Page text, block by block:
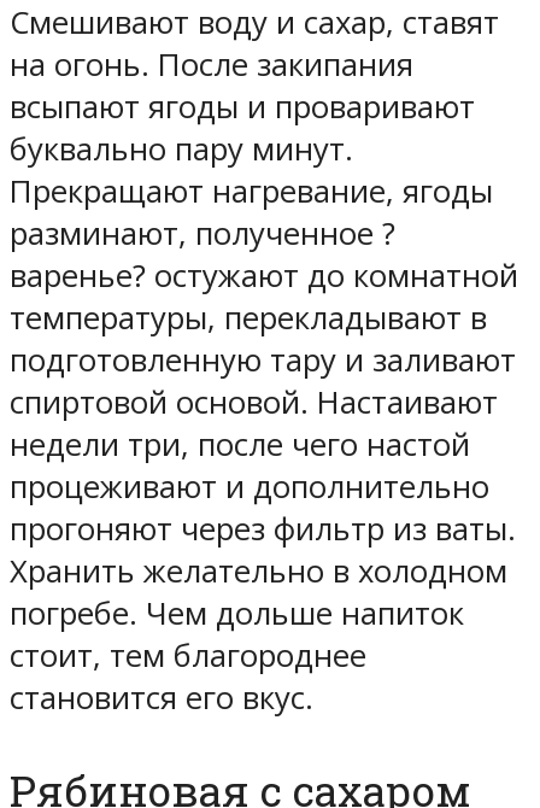
Смешивают воду и сахар, ставят
на огонь. После закипания
всыпают ягоды и проваривают
буквально пару минут.
Прекращают нагревание, ягоды
разминают, полученное ?
варенье? остужают до комнатной
температуры, перекладывают в
подготовленную тару и заливают
спиртовой основой. Настаивают
недели три, после чего настой
процеживают и дополнительно
прогоняют через фильтр из ваты.
Хранить желательно в холодном
погребе. Чем дольше напиток
стоит, тем благороднее
становится его вкус.
Рябиновая с сахаром